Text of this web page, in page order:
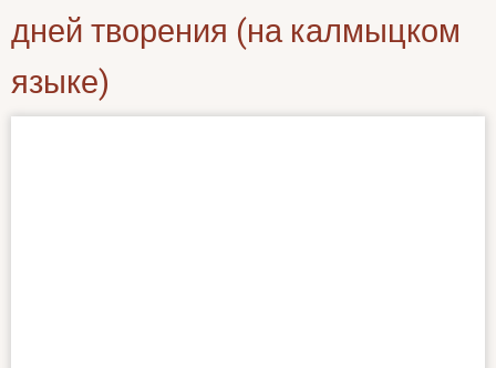
дней творения (на калмыцком
языке)